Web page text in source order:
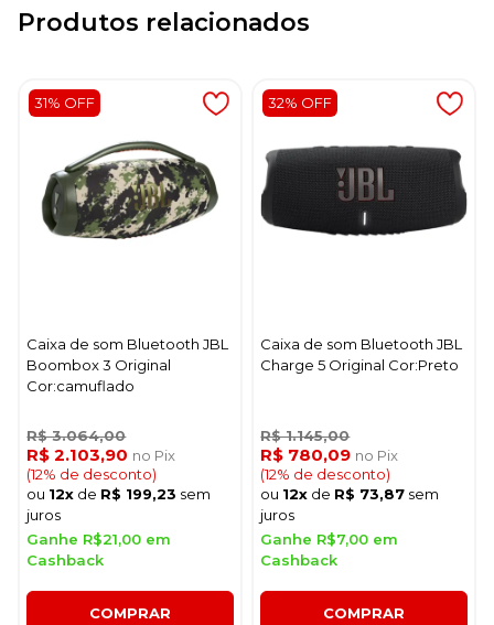
Produtos relacionados
31% OFF
Caixa de som Bluetooth JBL
Boombox 3 Original
Cor:camuflado
R$ 3.064,00
R$ 2.103,90 no Pix
(12% de desconto)
ou 12x de R$ 199,23 sem
juros
Ganhe R$21,00 em
Cashback
COMPRAR
32% OFF
Caixa de som Bluetooth JBL
Charge 5 Original Cor:Preto
R$ 1.145,00
R$ 780,09 no Pix
(12% de desconto)
ou 12x de R$ 73,87 sem
juros
Ganhe R$7,00 em
Cashback
COMPRAR